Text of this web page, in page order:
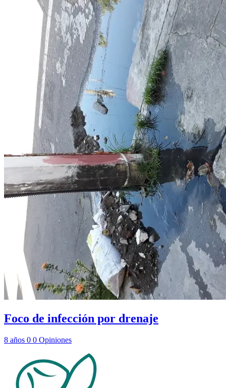
Foco de infección por drenaje
8 años 0 0 Opiniones